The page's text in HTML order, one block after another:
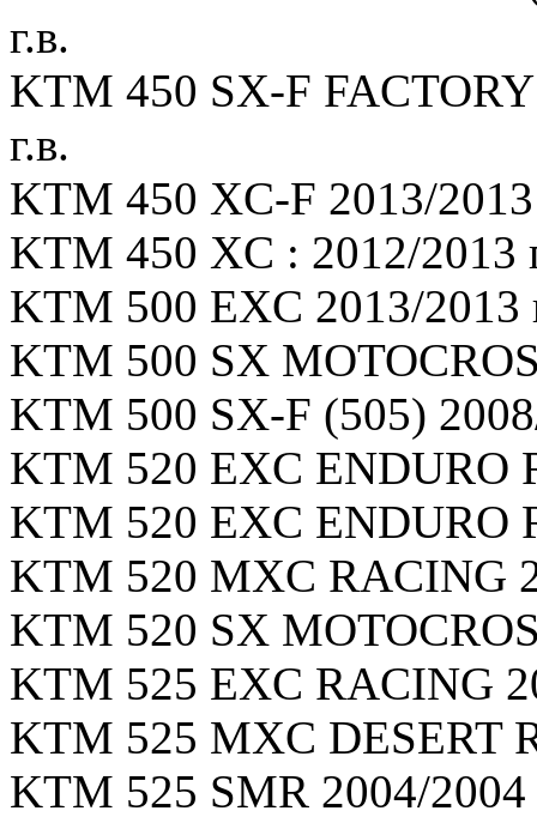
г.в.
KTM 450 SX-F
г.в.
KTM 450 XC-F 2013/2013
KTM 450 XC : 2012/2013
KTM 500 EXC 2013/2013
KTM 500 SX
KTM 500 SX-F (505)
KTM 520 EXC ENDURO
KTM 520 EXC ENDURO
KTM 520 MXC RACING
KTM 520 SX
KTM 525 EXC RACING
KTM 525 MXC DESERT
KTM 525 SMR 2004/2004